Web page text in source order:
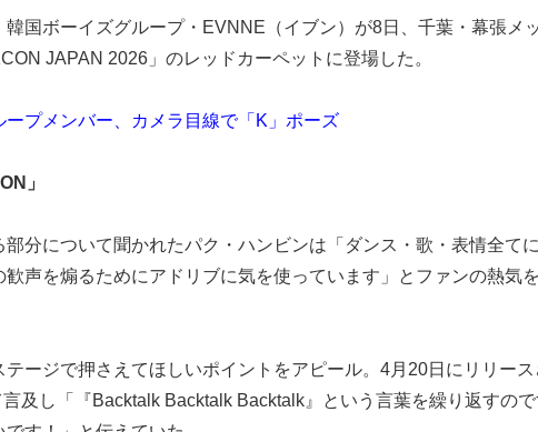
韓国ボーイズグループ・EVNNE（イブン）が8日、千葉・幕張メ
JAPAN 2026」のレッドカーペットに登場した。
ープメンバー、カメラ目線で「K」ポーズ
」
分について聞かれたパク・ハンビンは「ダンス・歌・表情全て
声を煽るためにアドリブに気を使っています」とファンの熱気
ージで押さえてほしいポイントをアピール。4月20日にリリー
及し「『Backtalk Backtalk Backtalk』という言葉を繰り返すの